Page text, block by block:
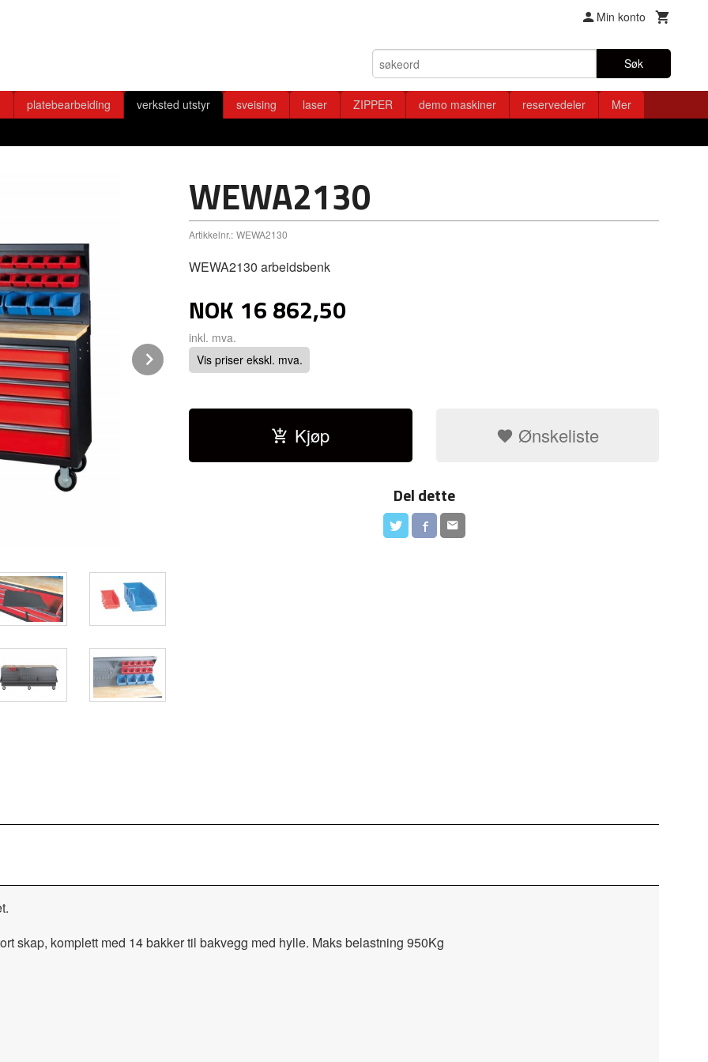
Min konto
Søk
platebearbeiding verksted utstyr sveising laser ZIPPER demo maskiner reservedeler Mer
Next
WEWA2130
Artikkelnr.: WEWA2130
WEWA2130 arbeidsbenk
NOK 16 862,50
inkl. mva.
Vis priser ekskl. mva.
Kjøp Ønskeliste
Del dette
skap, komplett med 14 bakker til bakvegg med hylle. Maks belastning 950Kg